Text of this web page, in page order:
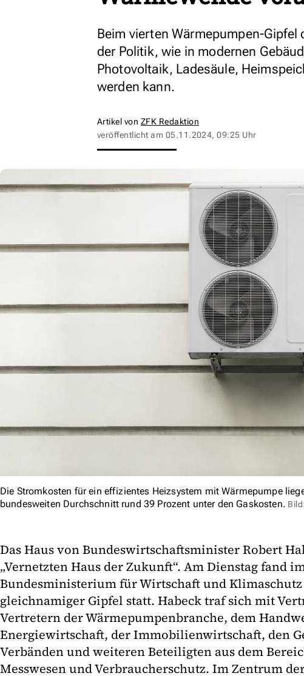
Beim vierten Wärmepumpen-
der Politik, wie in modernen
Photovoltaik, Ladesäule,
werden kann.
Artikel von ZFK Redaktion
veröffentlicht am 05.11.2024, 09:25 Uhr
Die Stromkosten für ein effizientes Heizsystem mit Wärmepumpe
bundesweiten Durchschnitt rund 39 Prozent unter den Gaskosten.
Das Haus von Bundeswirtschaftsminister Robert
„Vernetzten Haus der Zukunft“. Am Dienstag fand
Bundesministerium für Wirtschaft und
gleichnamiger Gipfel statt. Habeck traf sich mit
Vertretern der Wärmepumpenbranche, dem
Energiewirtschaft, der Immobilienwirtschaft, den
Verbänden und weiteren Beteiligten aus dem
Messwesen und Verbraucherschutz. Im Zentrum